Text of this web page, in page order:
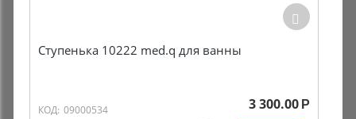
Ступенька 10222 med.q для ванны
КОД: 09000534 3 300.00 Р